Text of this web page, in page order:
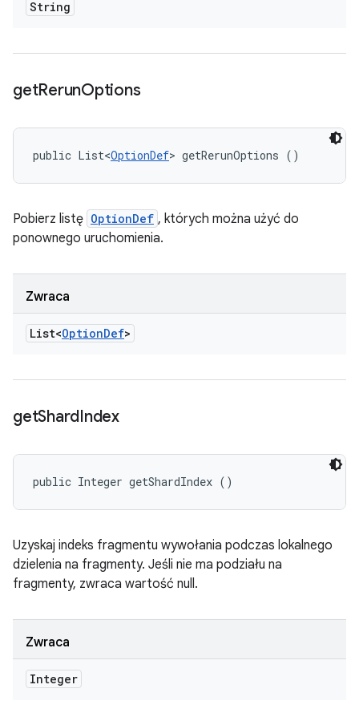
String
getRerunOptions
public List<OptionDef> getRerunOptions ()
Pobierz listę OptionDef , których można użyć do
ponownego uruchomienia.
Zwraca
List<OptionDef>
getShardIndex
public Integer getShardIndex ()
Uzyskaj indeks fragmentu wywołania podczas lokalnego
dzielenia na fragmenty. Jeśli nie ma podziału na
fragmenty, zwraca wartość null.
Zwraca
Integer